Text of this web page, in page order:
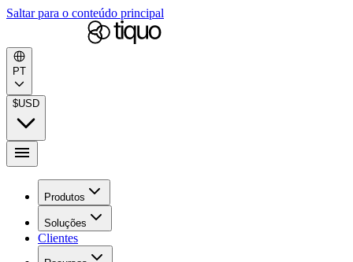
Saltar para o conteúdo principal
PT
$USD
Produtos
Soluções
Clientes